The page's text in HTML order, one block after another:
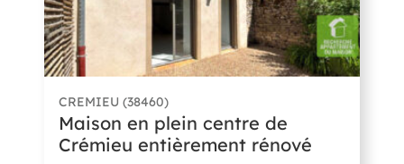
CREMIEU (38460)
Maison en plein centre de
Crémieu entièrement rénové